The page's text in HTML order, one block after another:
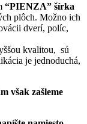
“PIENZA” šírka
plôch. Možno ich
dverí, políc,
kvalitou, sú
je jednoduchá,
však zašleme